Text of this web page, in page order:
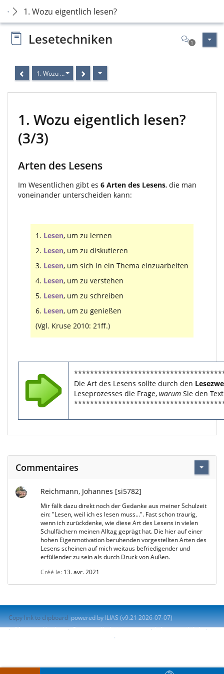
1. Wozu eigentlich lesen?
1
Lesetechniken
1. Wozu eigentlich lesen? (3/3)
1. Wozu eigentlich lesen?
(3/3)
Arten des Lesens
Im Wesentlichen gibt es 6 Arten des Lesens, die man
voneinander unterscheiden kann:
1. Lesen, um zu lernen
2. Lesen, um zu diskutieren
3. Lesen, um sich in ein Thema einzuarbeiten
4. Lesen, um zu verstehen
5. Lesen, um zu schreiben
6. Lesen, um zu genießen
(Vgl. Kruse 2010: 21ff.)
Die Art des Lesens sollte durch den
Leseprozesses die Frage, warum Sie den
Commentaires
Reichmann, Johannes [si5782]
Mir fällt dazu direkt noch der Gedanke aus meiner Schulzeit
ein: "Lesen, weil ich es lesen muss...". Fast schon traurig,
wenn ich zurückdenke, wie diese Art des Lesens in vielen
Schulfächern meinen Alltag geprägt hat. Die hier auf einer
hohen Eigenmotivation beruhenden vorgestellten Arten des
Lesens scheinen auf mich weitaus befriedigender und
erfüllender zu sein als durch Druck von Außen.
Créé le 13. avr. 2021
Copy link to clipboard powered by ILIAS (v9.21 2026-07-07)
Mentions légales
Contacter l'administrateur
Info accessibilité